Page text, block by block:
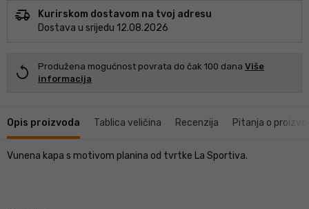
delivery_truck_speed
Kurirskom dostavom na tvoj adresu
Dostava u srijedu 12.08.2026
replay Produžena mogućnost povrata do čak 100 dana Više
informacija
Opis proizvoda Tablica veličina Recenzija Pitanja o
Vunena kapa s motivom planina od tvrtke La Sportiva.